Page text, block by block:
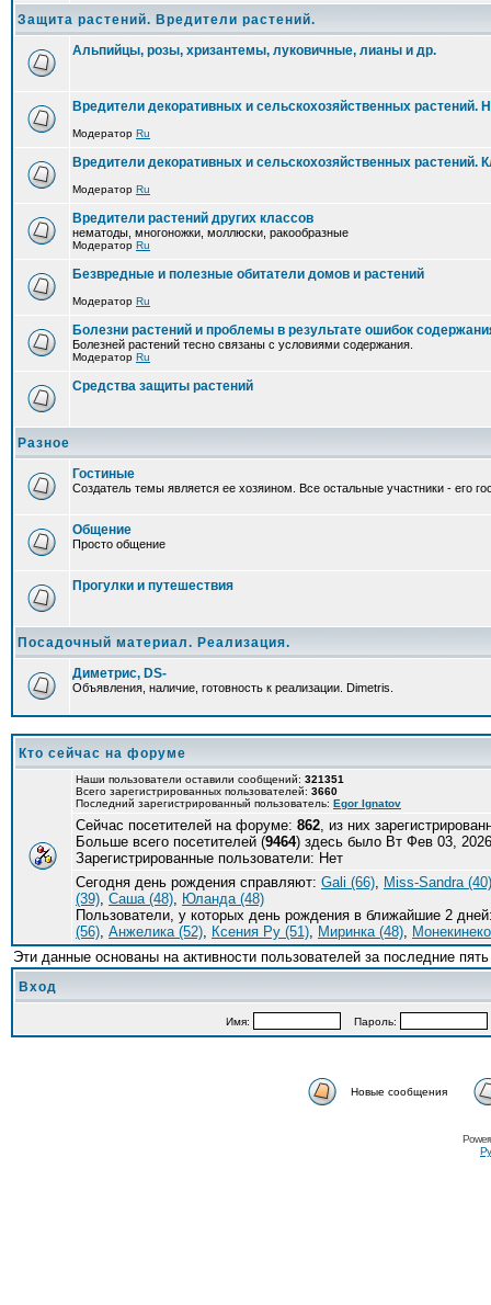
Защита растений. Вредители растений.
Альпийцы, розы, хризантемы, луковичные, лианы и др.
Вредители декоративных и сельскохозяйственных растений.
Модератор Ru
Вредители декоративных и сельскохозяйственных растений.
Модератор Ru
Вредители растений других классов
нематоды, многоножки, моллюски, ракообразные
Модератор Ru
Безвредные и полезные обитатели домов и растений
Модератор Ru
Болезни растений и проблемы в результате ошибок
Болезней растений тесно связаны с условиями содержания.
Модератор Ru
Средства защиты растений
Разное
Гостиные
Создатель темы является ее хозяином. Все остальные участники - его
Общение
Просто общение
Прогулки и путешествия
Посадочный материал. Реализация.
Диметрис, DS-
Объявления, наличие, готовность к реализации. Dimetris.
Кто сейчас на форуме
Наши пользователи оставили сообщений: 321351
Всего зарегистрированных пользователей: 3660
Последний зарегистрированный пользователь: Egor Ignatov
Сейчас посетителей на форуме: 862, из них
Больше всего посетителей (9464) здесь было Вт Фев 03,
Зарегистрированные пользователи: Нет
Сегодня день рождения справляют: Gali (66), Miss-Sandra (40)
(39), Саша (48), Юланда (48)
Пользователи, у которых день рождения в ближайшие 2
(56), Анжелика (52), Ксения Ру (51), Миринка (48),
Эти данные основаны на активности пользователей за последние
Вход
Имя: Пароль:
Новые сообщения